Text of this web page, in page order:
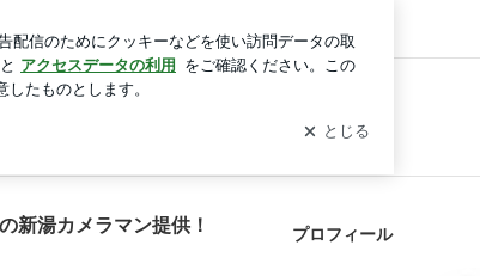
！の画像 18枚中9枚目
新湯カメラマン提供！ プロフィール